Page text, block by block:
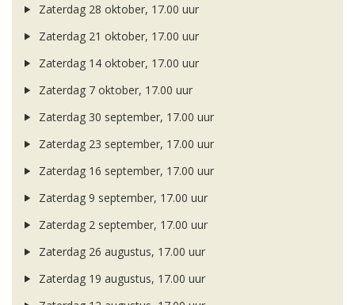
Zaterdag 28 oktober, 17.00 uur
Zaterdag 21 oktober, 17.00 uur
Zaterdag 14 oktober, 17.00 uur
Zaterdag 7 oktober, 17.00 uur
Zaterdag 30 september, 17.00 uur
Zaterdag 23 september, 17.00 uur
Zaterdag 16 september, 17.00 uur
Zaterdag 9 september, 17.00 uur
Zaterdag 2 september, 17.00 uur
Zaterdag 26 augustus, 17.00 uur
Zaterdag 19 augustus, 17.00 uur